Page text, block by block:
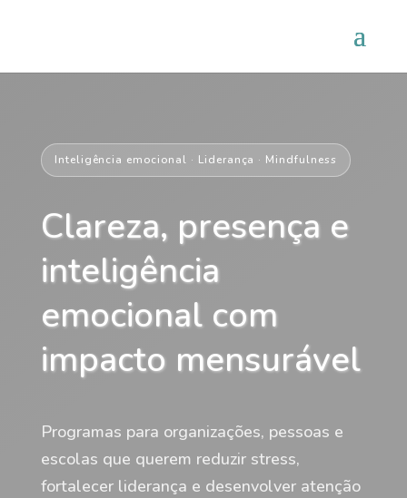
Inteligência emocional · Liderança · Mindfulness
Clareza, presença e
inteligência
emocional com
impacto mensurável
Programas para organizações, pessoas e
escolas que querem reduzir stress,
fortalecer liderança e desenvolver atenção